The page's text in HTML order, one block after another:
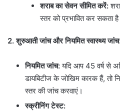
शराब का सेवन सीमित करें:
स्तर को प्रभावित कर सकता
2. शुरुआती जांच और नियमित स्वास्थ्य
नियमित जांच:यदि आप 45 वर्ष से
डायबिटीज के जोखिम कारक हैं, तो
स्तर की जांच करवाएं।
स्क्रीनिंग टेस्ट: